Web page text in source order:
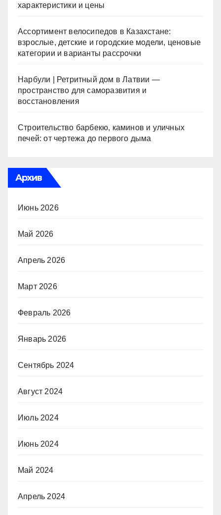
характеристики и цены
Ассортимент велосипедов в Казахстане:
взрослые, детские и городские модели, ценовые
категории и варианты рассрочки
Нарбули | Ретритный дом в Латвии —
пространство для саморазвития и
восстановления
Строительство барбекю, каминов и уличных
печей: от чертежа до первого дыма
Архив
Июнь 2026
Май 2026
Апрель 2026
Март 2026
Февраль 2026
Январь 2026
Сентябрь 2024
Август 2024
Июль 2024
Июнь 2024
Май 2024
Апрель 2024